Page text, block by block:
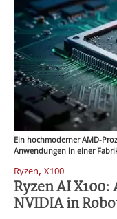
Ein hochmoderner AMD-
Anwendungen in einer
Ryzen, X100
Ryzen AI
NVIDIA in